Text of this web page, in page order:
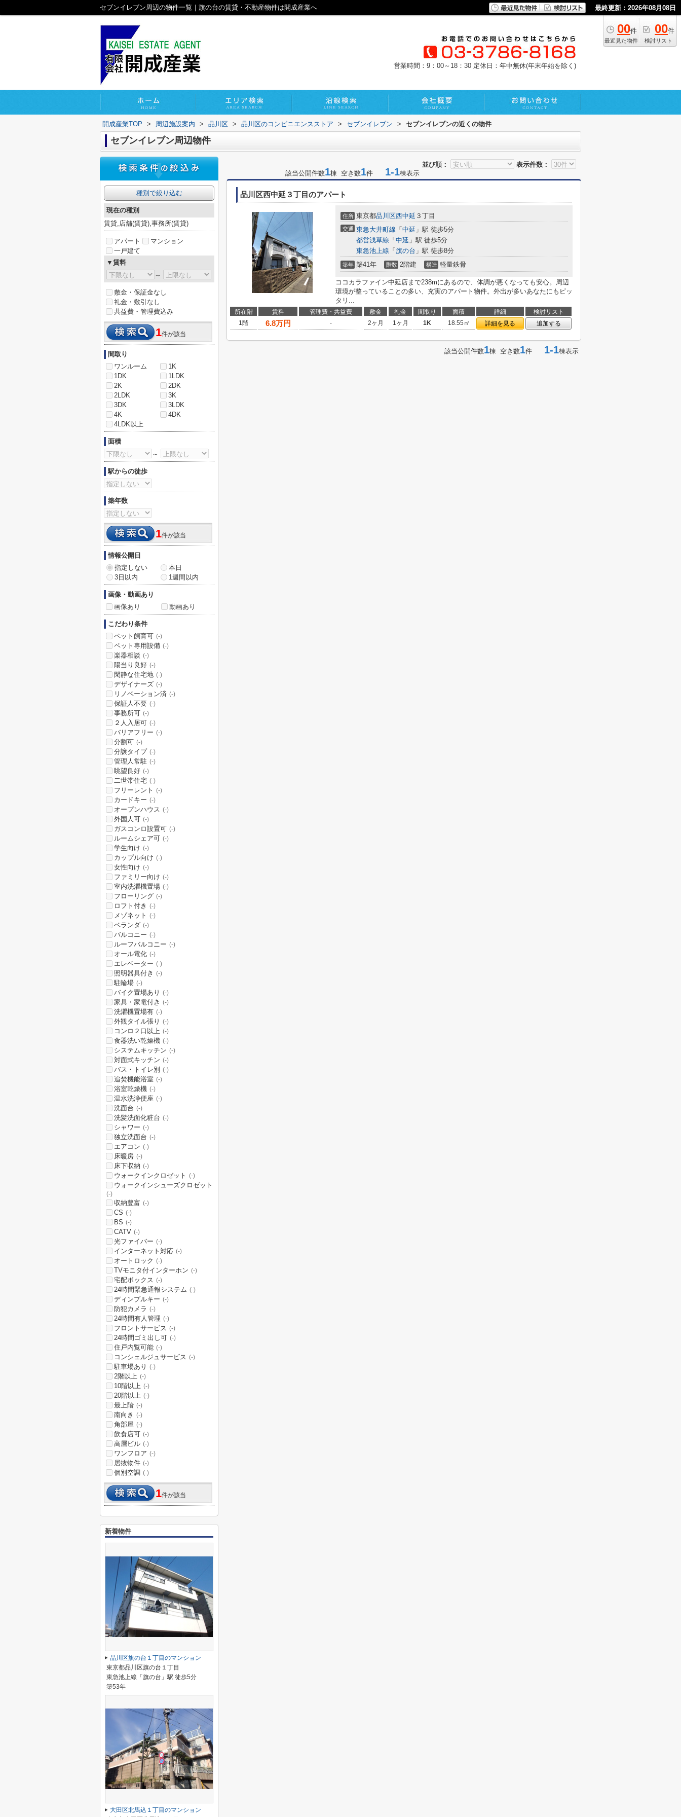
セブンイレブン周辺の物件一覧｜旗の台の賃貸・不動産物件は開成産業へ 最終更新：2026年08月08日
00件
最近見た物件
00件
検討リスト
営業時間：9：00～18：30 定休日：年中無休(年末年始を除く)
開成産業TOP > 周辺施設案内 > 品川区 > 品川区のコンビニエンスストア > セブンイレブン > セブンイレブンの近くの物件
セブンイレブン周辺物件
並び順：
表示件数：
該当公開件数1棟 空き数1件 1-1棟表示
品川区西中延３丁目のアパート
住所 東京都品川区西中延 ３丁目
交通 東急大井町線 「 中延 」駅 徒歩5分
都営浅草線 「 中延 」駅 徒歩5分
東急池上線 「 旗の台 」駅 徒歩8分
築年 築41年 階数 2階建 構造 軽量鉄骨
ココカラファイン中延店まで238mにあるので、体調が悪くなっても安心。周辺
環境が整っていることの多い、充実のアパート物件。外出が多いあなたにもピッ
タリ...
所在階 賃料 管理費・共益費 敷金 礼金 間取り 面積 詳細
検討リスト
1階
6.8万円 - 2ヶ月 1ヶ月 1K 18.55㎡ 詳細を見る 追加する
該当公開件数1棟 空き数1件 1-1棟表示
種別で絞り込む
現在の種別
賃貸,店舗(賃貸),事務所(賃貸)
アパート
マンション
一戸建て
▼賃料
～
敷金・保証金なし
礼金・敷引なし
共益費・管理費込み
1件が該当
間取り
ワンルーム
1K
1DK
1LDK
2K
2DK
2LDK
3K
3DK
3LDK
4K
4DK
4LDK以上
面積
～
駅からの徒歩
築年数
1件が該当
情報公開日
指定しない
本日
3日以内
1週間以内
画像・動画あり
画像あり
動画あり
こだわり条件
ペット飼育可 (-)
ペット専用設備 (-)
楽器相談 (-)
陽当り良好 (-)
閑静な住宅地 (-)
デザイナーズ (-)
リノベーション済 (-)
保証人不要 (-)
事務所可 (-)
２人入居可 (-)
バリアフリー (-)
分割可 (-)
分譲タイプ (-)
管理人常駐 (-)
眺望良好 (-)
二世帯住宅 (-)
フリーレント (-)
カードキー (-)
オープンハウス (-)
外国人可 (-)
ガスコンロ設置可 (-)
ルームシェア可 (-)
学生向け (-)
カップル向け (-)
女性向け (-)
ファミリー向け (-)
室内洗濯機置場 (-)
フローリング (-)
ロフト付き (-)
メゾネット (-)
ベランダ (-)
バルコニー (-)
ルーフバルコニー (-)
オール電化 (-)
エレベーター (-)
照明器具付き (-)
駐輪場 (-)
バイク置場あり (-)
家具・家電付き (-)
洗濯機置場有 (-)
外観タイル張り (-)
コンロ２口以上 (-)
食器洗い乾燥機 (-)
システムキッチン (-)
対面式キッチン (-)
バス・トイレ別 (-)
追焚機能浴室 (-)
浴室乾燥機 (-)
温水洗浄便座 (-)
洗面台 (-)
洗髪洗面化粧台 (-)
シャワー (-)
独立洗面台 (-)
エアコン (-)
床暖房 (-)
床下収納 (-)
ウォークインクロゼット (-)
ウォークインシューズクロゼット
(-)
収納豊富 (-)
CS (-)
BS (-)
CATV (-)
光ファイバー (-)
インターネット対応 (-)
オートロック (-)
TVモニタ付インターホン (-)
宅配ボックス (-)
24時間緊急通報システム (-)
ディンプルキー (-)
防犯カメラ (-)
24時間有人管理 (-)
フロントサービス (-)
24時間ゴミ出し可 (-)
住戸内覧可能 (-)
コンシェルジュサービス (-)
駐車場あり (-)
2階以上 (-)
10階以上 (-)
20階以上 (-)
最上階 (-)
南向き (-)
角部屋 (-)
飲食店可 (-)
高層ビル (-)
ワンフロア (-)
居抜物件 (-)
個別空調 (-)
1件が該当
新着物件
品川区旗の台１丁目のマンション
東京都品川区旗の台１丁目
東急池上線「旗の台」駅 徒歩5分
築53年
大田区北馬込１丁目のマンション